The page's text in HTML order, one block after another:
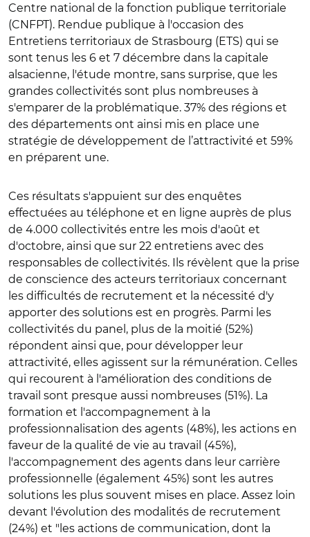
Centre national de la fonction publique territoriale
(CNFPT). Rendue publique à l'occasion des
Entretiens territoriaux de Strasbourg (ETS) qui se
sont tenus les 6 et 7 décembre dans la capitale
alsacienne, l'étude montre, sans surprise, que les
grandes collectivités sont plus nombreuses à
s'emparer de la problématique. 37% des régions et
des départements ont ainsi mis en place une
stratégie de développement de l’attractivité et 59%
en préparent une.
Ces résultats s'appuient sur des enquêtes
effectuées au téléphone et en ligne auprès de plus
de 4.000 collectivités entre les mois d'août et
d'octobre, ainsi que sur 22 entretiens avec des
responsables de collectivités. Ils révèlent que la prise
de conscience des acteurs territoriaux concernant
les difficultés de recrutement et la nécessité d'y
apporter des solutions est en progrès. Parmi les
collectivités du panel, plus de la moitié (52%)
répondent ainsi que, pour développer leur
attractivité, elles agissent sur la rémunération. Celles
qui recourent à l'amélioration des conditions de
travail sont presque aussi nombreuses (51%). La
formation et l'accompagnement à la
professionnalisation des agents (48%), les actions en
faveur de la qualité de vie au travail (45%),
l'accompagnement des agents dans leur carrière
professionnelle (également 45%) sont les autres
solutions les plus souvent mises en place. Assez loin
devant l'évolution des modalités de recrutement
(24%) et "les actions de communication, dont la